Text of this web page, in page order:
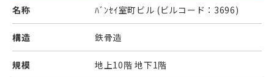
名称 ﾊﾞﾝｾｲ室町ビル (ビルコード：3696)
構造 鉄骨造
規模 地上10階 地下1階